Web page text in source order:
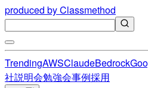
produced by Classmethod
TrendingAWSClaudeBedrock
社説明会勉強会事例採用